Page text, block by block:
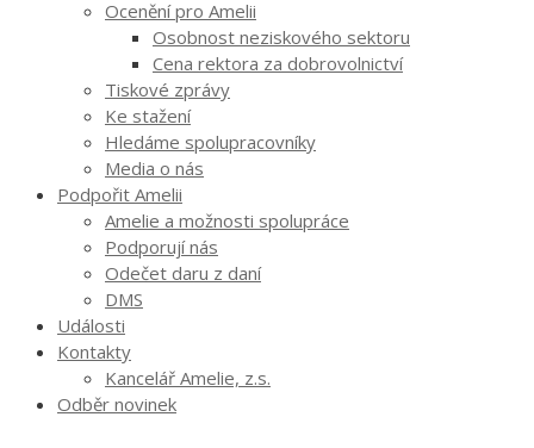
Ocenění pro Amelii
Osobnost neziskového sektoru
Cena rektora za dobrovolnictví
Tiskové zprávy
Ke stažení
Hledáme spolupracovníky
Media o nás
Podpořit Amelii
Amelie a možnosti spolupráce
Podporují nás
Odečet daru z daní
DMS
Události
Kontakty
Kancelář Amelie, z.s.
Odběr novinek